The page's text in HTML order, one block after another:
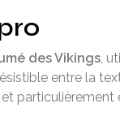
des Vikings,
entre la
particulièrement